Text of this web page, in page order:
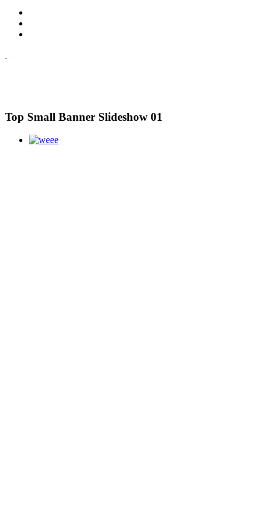
Top Small Banner Slideshow 01